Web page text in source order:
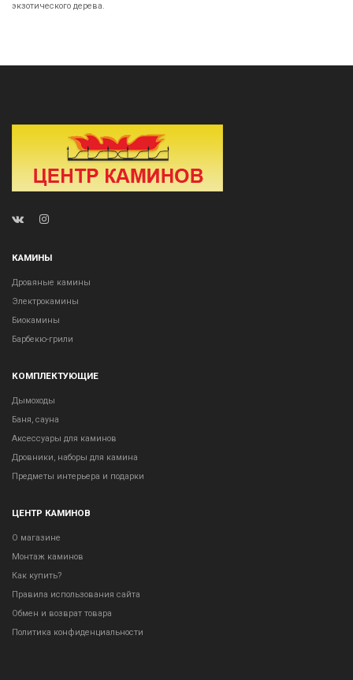
экзотического дерева.
КАМИНЫ
Дровяные камины
Электрокамины
Биокамины
Барбекю-грили
КОМПЛЕКТУЮЩИЕ
Дымоходы
Баня, сауна
Аксессуары для каминов
Дровники, наборы для камина
Предметы интерьера и подарки
ЦЕНТР КАМИНОВ
О магазине
Монтаж каминов
Как купить?
Правила использования сайта
Обмен и возврат товара
Политика конфиденциальности